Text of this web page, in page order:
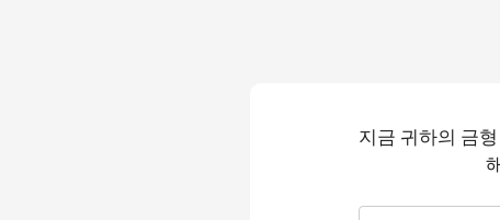
지금 귀하의 금